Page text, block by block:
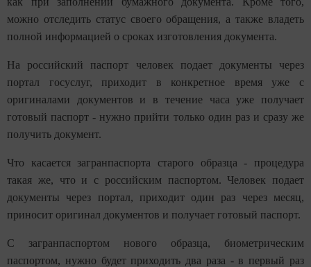
можно отследить статус своего обращения, а также владеть
полной информацией о сроках изготовления документа.
На российский паспорт человек подает документы через
портал госуслуг, приходит в конкретное время уже с
оригиналами документов и в течение часа уже получает
готовый паспорт - нужно прийти только один раз и сразу же
получить документ.
Что касается загранпаспорта старого образца - процедура
такая же, что и с российским паспортом. Человек подает
документы через портал, приходит один раз через месяц,
приносит оригинал документов и получает готовый паспорт.
С загранпаспортом нового образца, биометрическим
паспортом, нужно будет приходить два раза - в первый раз